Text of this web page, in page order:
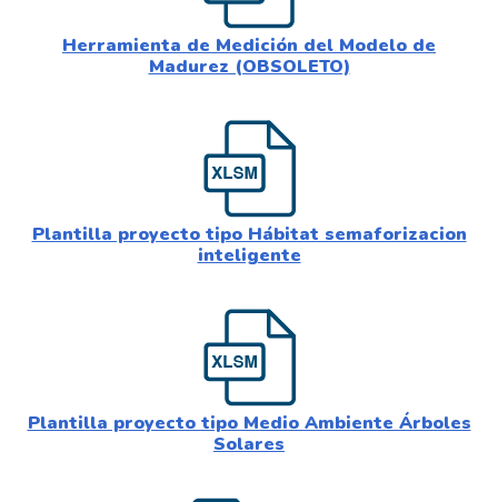
Herramienta de Medición del Modelo de
Madurez (OBSOLETO)
Plantilla proyecto tipo Hábitat semaforizacion
inteligente
Plantilla proyecto tipo Medio Ambiente Árboles
Solares